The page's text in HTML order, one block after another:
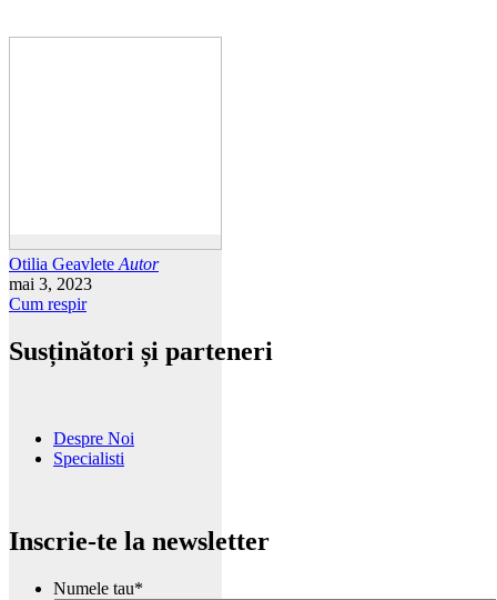
Otilia Geavlete Autor
mai 3, 2023
Cum respir
Susținători și parteneri
Despre Noi
Specialisti
Inscrie-te la newsletter
Numele tau*